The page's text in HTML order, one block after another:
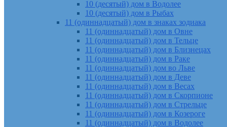
10 (десятый) дом в Водолее
10 (десятый) дом в Рыбах
11 (одиннадцатый) дом в знаках зодиака
11 (одиннадцатый) дом в Овне
11 (одиннадцатый) дом в Тельце
11 (одиннадцатый) дом в Близнецах
11 (одиннадцатый) дом в Раке
11 (одиннадцатый) дом во Льве
11 (одиннадцатый) дом в Деве
11 (одиннадцатый) дом в Весах
11 (одиннадцатый) дом в Скорпионе
11 (одиннадцатый) дом в Стрельце
11 (одиннадцатый) дом в Козероге
11 (одиннадцатый) дом в Водолее